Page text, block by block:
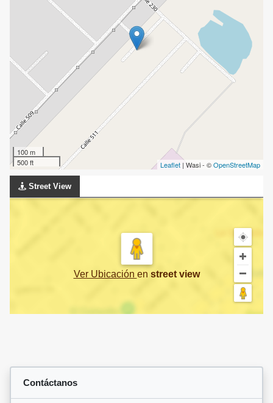
100 m
500 ft
Leaflet | Wasi - ©OpenStreetMap
Street View
Ver Ubicación en street view
Contáctanos